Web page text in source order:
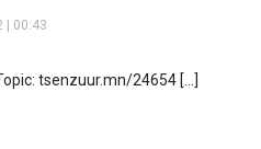
| 00:43
tsenzuur.mn/24654 […]